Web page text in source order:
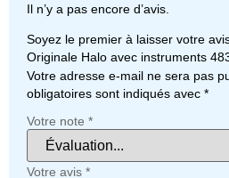
Il n’y a pas encore d’avis.
Soyez le premier à laisser votre
Originale Halo avec instruments
Votre adresse e-mail ne sera pas
obligatoires sont indiqués avec *
Votre note *
Votre avis *